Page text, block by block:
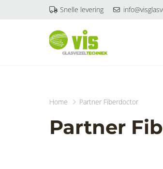
Home Partner Fiberdoctor
Partner
Snelle levering